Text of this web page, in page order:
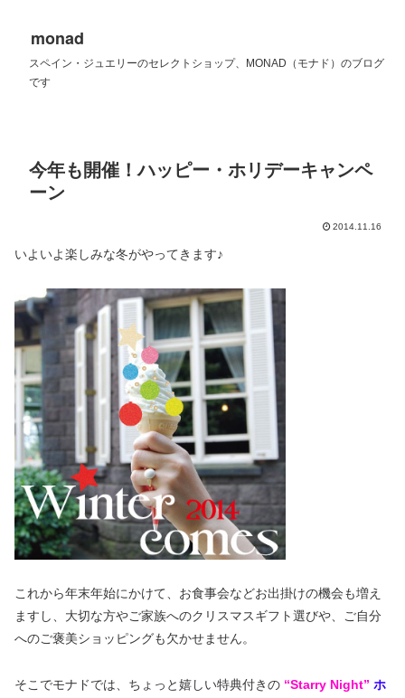
monad
スペイン・ジュエリーのセレクトショップ、MONAD（モナド）のブログ
です
今年も開催！ハッピー・ホリデーキャンペ
ーン
2014.11.16
いよいよ楽しみな冬がやってきます♪
これから年末年始にかけて、お食事会などお出掛けの機会も増え
ますし、大切な方やご家族へのクリスマスギフト選びや、ご自分
へのご褒美ショッピングも欠かせません。
そこでモナドでは、ちょっと嬉しい特典付きの “Starry Night” ホ